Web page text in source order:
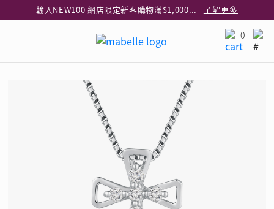
輸入NEW100 網店限定新客購物滿$1,000減$100
了解更多
指定純銀動物耳環2件享7折
網店購物即享免費送貨服務
了解更多
全港任何MaBelle門市自取貨
了解更多
0